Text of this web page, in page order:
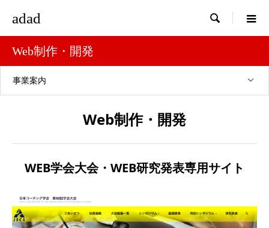
adad 
Web制作・開発
事業案内
Web制作・開発
WEB学会大会・WEB研究発表専用サイト